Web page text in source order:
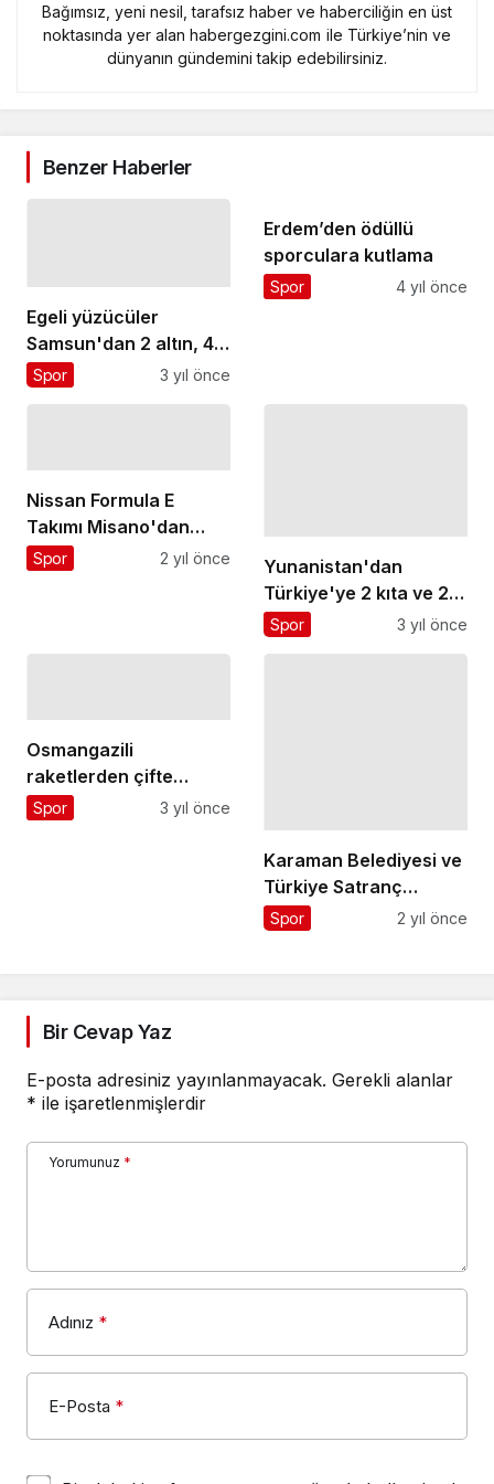
Bağımsız, yeni nesil, tarafsız haber ve haberciliğin en üst
noktasında yer alan habergezgini.com ile Türkiye’nin ve
dünyanın gündemini takip edebilirsiniz.
Benzer Haberler
Egeli yüzücüler
Samsun'dan 2 altın, 4
gümüş madalya ile
Spor 3 yıl önce
Erdem’den ödüllü
sporculara kutlama
Spor 4 yıl önce
Nissan Formula E
Takımı Misano'dan
Zaferle Döndü
Spor 2 yıl önce
Yunanistan'dan
Türkiye'ye 2 kıta ve 2
ülke arasında
Spor 3 yıl önce
Osmangazili
raketlerden çifte
başarı
Spor 3 yıl önce
Karaman Belediyesi ve
Türkiye Satranç
Federasyonu iş
Spor 2 yıl önce
Bir Cevap Yaz
E-posta adresiniz yayınlanmayacak. Gerekli alanlar
* ile işaretlenmişlerdir
Yorumunuz *
Adınız *
E-Posta *